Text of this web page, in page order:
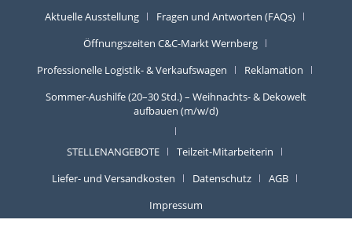
Aktuelle Ausstellung
Fragen und Antworten (FAQs)
Öffnungszeiten C&C-Markt Wernberg
Professionelle Logistik- & Verkaufswagen
Reklamation
Sommer-Aushilfe (20–30 Std.) – Weihnachts- & Dekowelt
aufbauen (m/w/d)
STELLENANGEBOTE
Teilzeit-Mitarbeiterin
Liefer- und Versandkosten
Datenschutz
AGB
Impressum